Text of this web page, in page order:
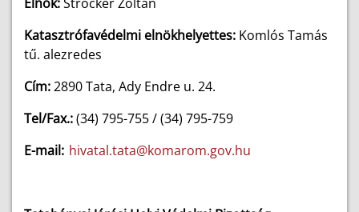
Katasztrófavédelmi elnökhelyettes: Komlós Tamás
tű. alezredes
Cím:2890 Tata, Ady Endre u. 24.
Tel/Fax.:(34) 795-755 / (34) 795-759
E-mail: hivatal.tata@komarom.gov.hu